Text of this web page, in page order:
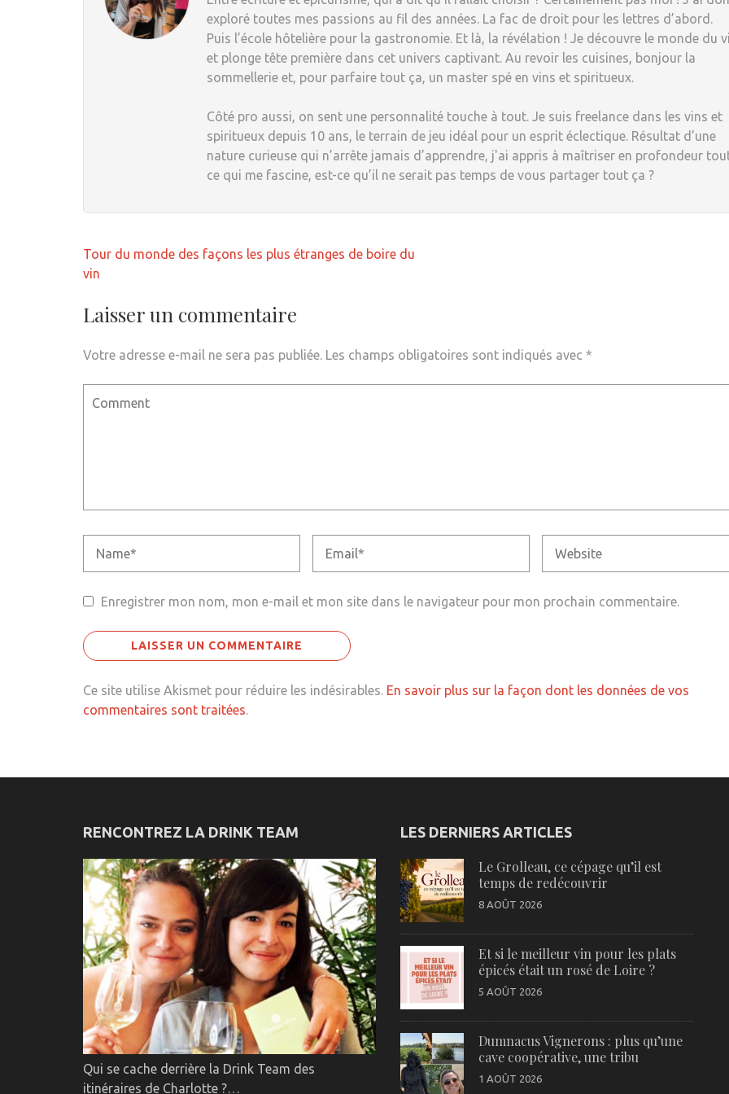
exploré toutes mes passions au fil des années. La fac de droit pour les lettres d’abord.
Puis l’école hôtelière pour la gastronomie. Et là, la révélation ! Je découvre le monde du
et plonge tête première dans cet univers captivant. Au revoir les cuisines, bonjour la
sommellerie et, pour parfaire tout ça, un master spé en vins et spiritueux.
Côté pro aussi, on sent une personnalité touche à tout. Je suis freelance dans les vins et
spiritueux depuis 10 ans, le terrain de jeu idéal pour un esprit éclectique. Résultat d’une
nature curieuse qui n’arrête jamais d’apprendre, j'ai appris à maîtriser en profondeur
ce qui me fascine, est-ce qu’il ne serait pas temps de vous partager tout ça ?
Navigation
de
Tour du monde des façons les plus étranges de boire du
vin
Laisser un commentaire
Votre adresse e-mail ne sera pas publiée. Les champs obligatoires sont indiqués avec *
Enregistrer mon nom, mon e-mail et mon site dans le navigateur pour mon prochain commentaire.
Ce site utilise Akismet pour réduire les indésirables. En savoir plus sur la façon dont les données de vos
commentaires sont traitées.
RENCONTREZ LA DRINK TEAM
Qui se cache derrière la Drink Team des
itinéraires de Charlotte ?…
LES DERNIERS ARTICLES
Le Grolleau, ce cépage qu’il est
temps de redécouvrir
8 AOÛT 2026
Et si le meilleur vin pour les plats
épicés était un rosé de Loire ?
5 AOÛT 2026
Dumnacus Vignerons : plus qu’une
cave coopérative, une tribu
1 AOÛT 2026